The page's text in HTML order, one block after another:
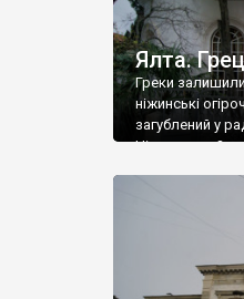
Ялта.
Греки
ніжинські
загублений у
Ніжин греки?